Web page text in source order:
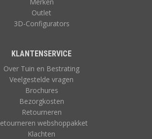
Outlet
3D-Configurators
KLANTENSERVICE
Over Tuin en Bestrating
Veelgestelde vragen
Brochures
Bezorgkosten
Retourneren
webshoppakket
Klachten